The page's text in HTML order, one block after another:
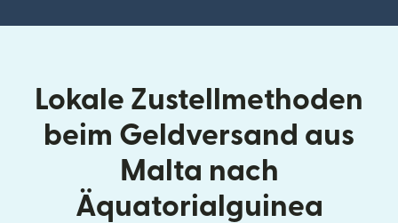
Lokale Zustellmethoden
beim Geldversand aus
Malta nach
Äquatorialguinea